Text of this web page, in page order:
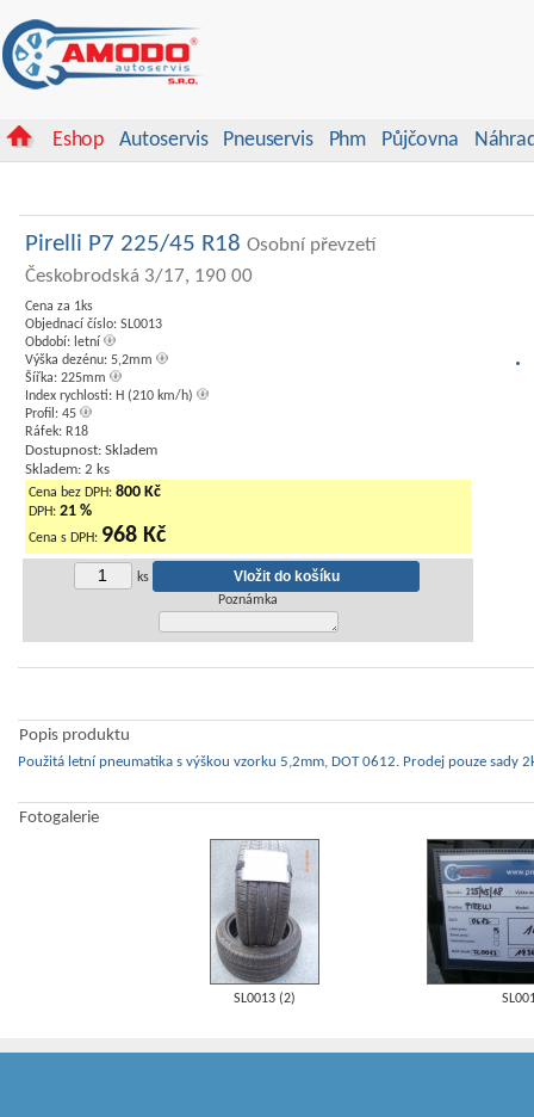
Eshop Autoservis Pneuservis Phm Půjčovna
Pirelli P7 225/45 R18 Osobní převzetí
Českobrodská 3/17, 190 00
Cena za 1ks
Objednací číslo: SL0013
Období: letní
Výška dezénu: 5,2mm
Šířka: 225mm
Index rychlosti: H (210 km/h)
Profil: 45
Ráfek: R18
Dostupnost: Skladem
Skladem: 2 ks
Cena bez DPH: 800 Kč
DPH: 21 %
Cena s DPH: 968 Kč
ks
Poznámka
Popis produktu
Použitá letní pneumatika s výškou vzorku 5,2mm, DOT 0612. Prodej pouze sady
Fotogalerie
SL0013 (2)